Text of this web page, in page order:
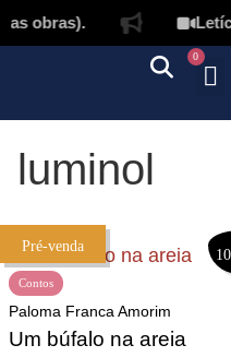
obras).
0
luminol
Pré-venda
Contos
Paloma Franca Amorim
Um búfalo na areia